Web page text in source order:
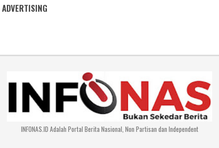
ADVERTISING
INFONAS.ID Adalah Portal Berita Nasional, Non Partisan dan Independent